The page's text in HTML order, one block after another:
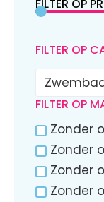
FILTER OP
FILTER OP
FILTER OP
Zonder
Zonder
Zonder
Zonder